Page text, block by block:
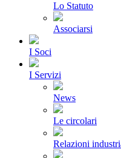
Lo Statuto
Associarsi
I Soci
I Servizi
News
Le circolari
Relazioni